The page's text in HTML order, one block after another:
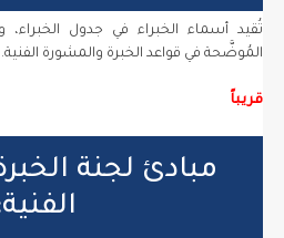
تُقيد أسماء الخبراء في جدول الخبراء،
المُوضَّحة في قواعد الخبرة والمشورة الفنية.
قريباً
مبادئ لجنة
الفنية: